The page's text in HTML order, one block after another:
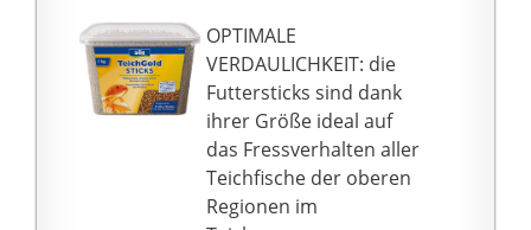
OPTIMALE
VERDAULICHKEIT: die
Futtersticks sind dank
ihrer Größe ideal auf
das Fressverhalten aller
Teichfische der oberen
Regionen im